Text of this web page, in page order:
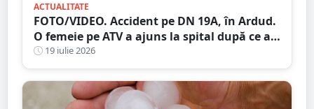
ACTUALITATE
FOTO/VIDEO. Accident pe DN 19A, în Ardud.
O femeie pe ATV a ajuns la spital după ce a
intrat în coliziune cu un motociclist
19 iulie 2026